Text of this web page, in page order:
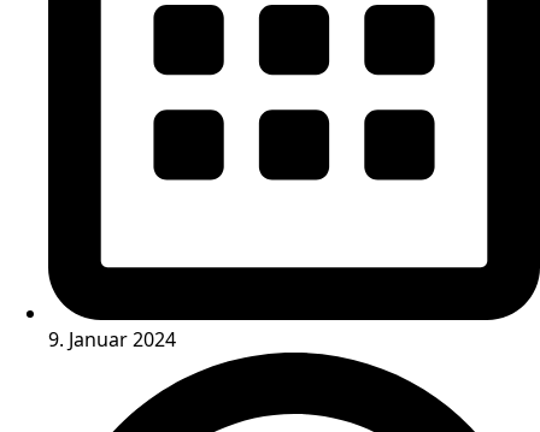
9. Januar 2024